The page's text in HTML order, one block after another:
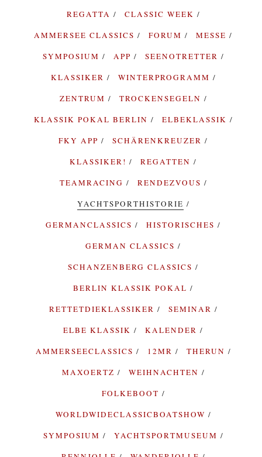
REGATTA
CLASSIC WEEK
AMMERSEE CLASSICS
FORUM
MESSE
SYMPOSIUM
APP
SEENOTRETTER
KLASSIKER
WINTERPROGRAMM
ZENTRUM
TROCKENSEGELN
KLASSIK POKAL BERLIN
ELBEKLASSIK
FKY APP
SCHÄRENKREUZER
KLASSIKER!
REGATTEN
TEAMRACING
RENDEZVOUS
YACHTSPORTHISTORIE
GERMANCLASSICS
HISTORISCHES
GERMAN CLASSICS
SCHANZENBERG CLASSICS
BERLIN KLASSIK POKAL
RETTETDIEKLASSIKER
SEMINAR
ELBE KLASSIK
KALENDER
AMMERSEECLASSICS
12MR
THERUN
MAXOERTZ
WEIHNACHTEN
FOLKEBOOT
WORLDWIDECLASSICBOATSHOW
SYMPOSIUM
YACHTSPORTMUSEUM